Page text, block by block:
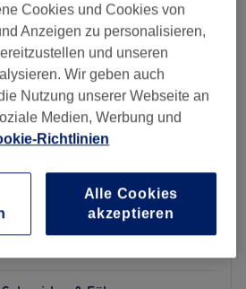
Friseurmeister
Bewertungen
Auf Karte anzeigen
Cookies und Cookies von
Anzeigen zu personalisieren,
und unseren
Wir geben auch
Nutzung unserer Webseite an
Medien, Werbung und
Richtlinien
Alle Cookies
akzeptieren